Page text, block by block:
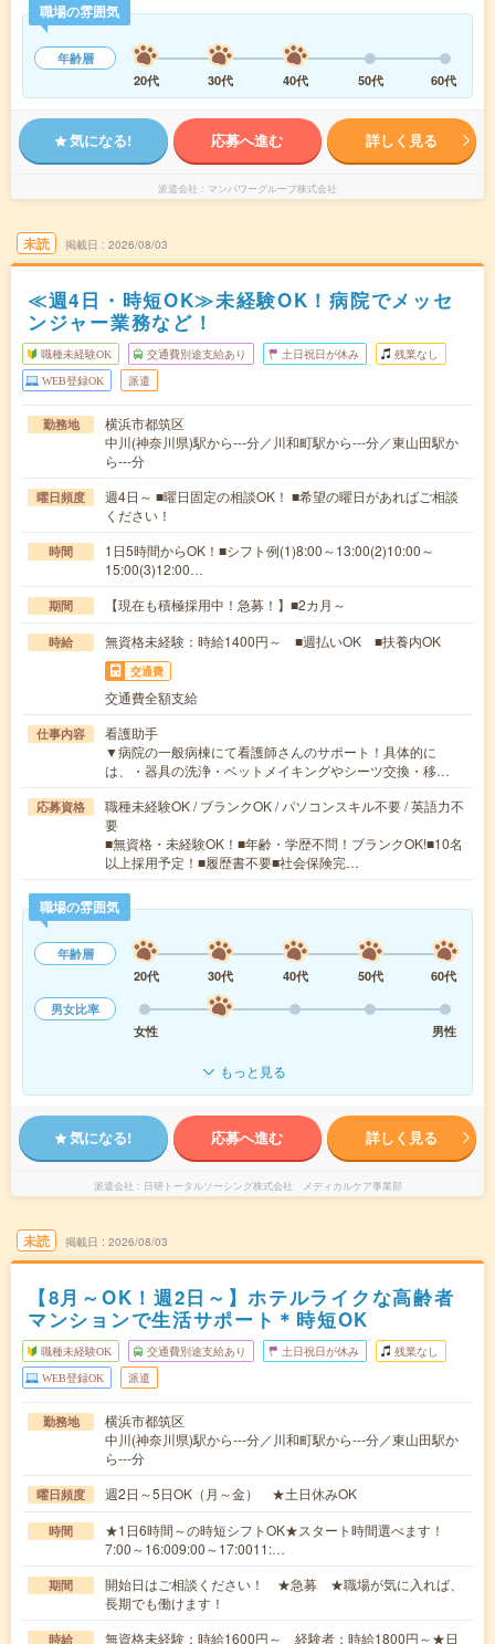
職場の雰囲気
年齢層
20代
30代 40代 50代 60代
気になる! 応募へ進む 詳しく見る
派遣会社 マンパワーグループ株式会社
未読 掲載日 2026/08/03
≪週4日・時短OK≫未経験OK！病院でメッセ
ンジャー業務など！
職種未経験OK 交通費別途支給あり 土日祝日が休み 残業なし
WEB登録OK 派遣
勤務地
横浜市都筑区
中川(神奈川県)駅から---分／川和町駅から---分／東山田駅か
ら---分
曜日頻度
週4日～ ■曜日固定の相談OK！ ■希望の曜日があればご相談
ください！
時間
1日5時間からOK！■シフト例(1)8:00～13:00(2)10:00～
15:00(3)12:00…
期間 【現在も積極採用中！急募！】■2カ月～
時給 無資格未経験：時給1400円～ ■週払いOK ■扶養内OK
交通費
交通費全額支給
仕事内容
看護助手
▼病院の一般病棟にて看護師さんのサポート！具体的に
は、・器具の洗浄・ベットメイキングやシーツ交換・移…
応募資格
職種未経験OK / ブランクOK / パソコンスキル不要 / 英語力不
要
■無資格・未経験OK！■年齢・学歴不問！ブランクOK!■10名
以上採用予定！■履歴書不要■社会保険完…
職場の雰囲気
年齢層
20代
30代 40代 50代
60代
男女比率
女性
男性
もっと見る
気になる! 応募へ進む 詳しく見る
派遣会社 日研トータルソーシング株式会社 メディカルケア事業部
未読 掲載日 2026/08/03
【8月～OK！週2日～】ホテルライクな高齢者
マンションで生活サポート＊時短OK
職種未経験OK 交通費別途支給あり 土日祝日が休み 残業なし
WEB登録OK 派遣
勤務地
横浜市都筑区
中川(神奈川県)駅から---分／川和町駅から---分／東山田駅か
ら---分
曜日頻度 週2日～5日OK（月～金） ★土日休みOK
時間
★1日6時間～の時短シフトOK★スタート時間選べます！
7:00～16:009:00～17:0011:…
期間
開始日はご相談ください！ ★急募 ★職場が気に入れば、
長期でも働けます！
時給 無資格未経験：時給1600円～ 経験者：時給1800円～★日